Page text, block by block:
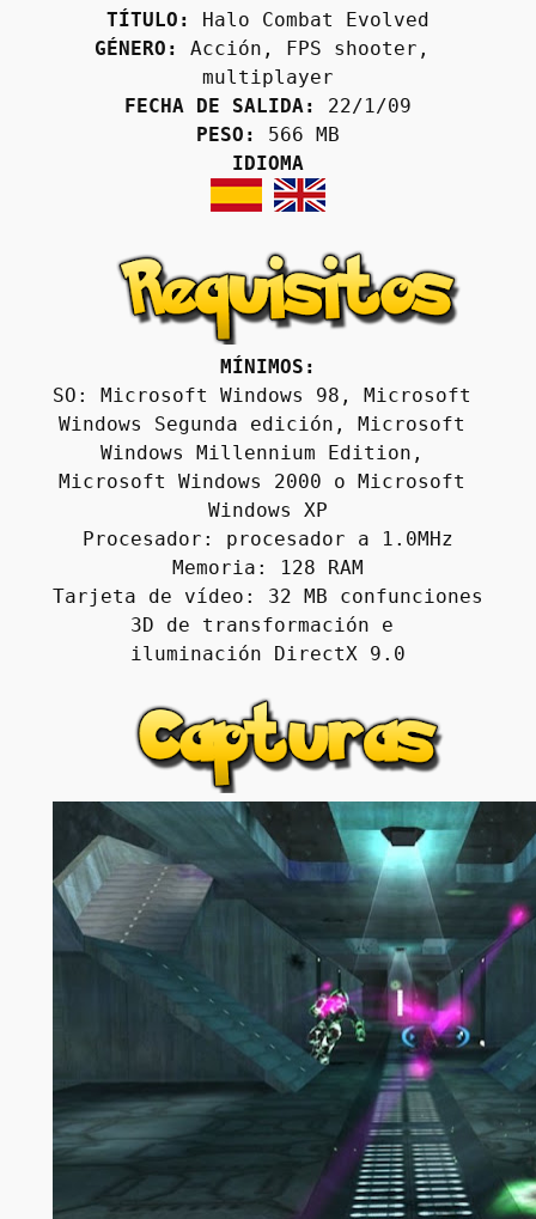
TÍTULO:
Halo Combat Evolved
GÉNERO:
Acción, FPS shooter,
multiplayer
FECHA DE SALIDA:
22/1/09
PESO:
566 MB
IDIOMA
MÍNIMOS:
SO: Microsoft Windows 98, Microsoft
Windows Segunda edición, Microsoft
Windows Millennium Edition,
Microsoft Windows 2000 o Microsoft
Windows XP
Procesador: procesador a 1.0MHz
Memoria: 128 RAM
Tarjeta de vídeo: 32 MB confunciones
3D de transformación e
iluminación DirectX 9.0